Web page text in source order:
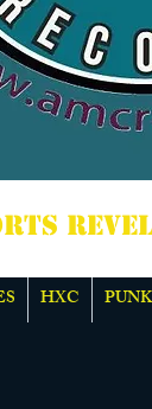
HXC